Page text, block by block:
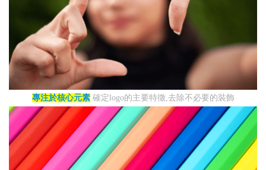
專注於核心元素確定logo的主要特徵,去除不必要的裝飾